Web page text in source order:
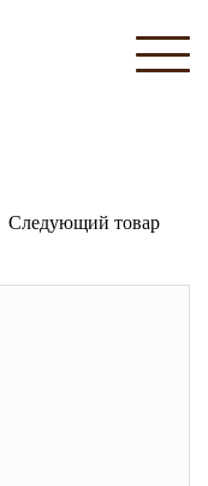
Следующий товар